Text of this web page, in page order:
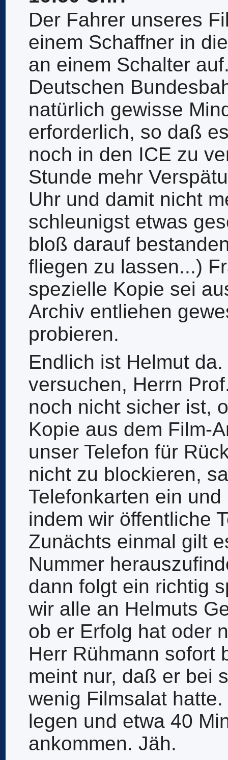
Der Fahrer unseres
einem Schaffner in
an einem Schalter
Deutschen
natürlich gewisse
erforderlich, so daß
noch in den ICE zu
Stunde mehr
Uhr und damit nicht
schleunigst etwas
bloß darauf
fliegen zu lassen...)
spezielle Kopie sei
Archiv entliehen
probieren.
Endlich ist Helmut
versuchen, Herrn
noch nicht sicher ist,
Kopie aus dem Film-
unser Telefon für
nicht zu blockieren,
Telefonkarten ein
indem wir öffentliche
Zunächts einmal gilt
Nummer
dann folgt ein richtig
wir alle an Helmuts
ob er Erfolg hat oder
Herr Rühmann sofort
meint nur, daß er bei
wenig Filmsalat
legen und etwa 40
ankommen. Jäh.